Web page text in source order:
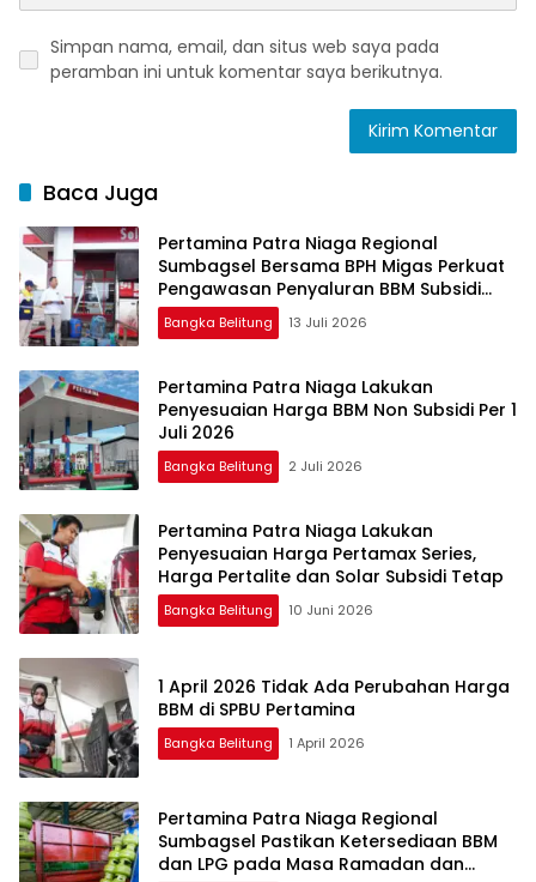
Simpan nama, email, dan situs web saya pada
peramban ini untuk komentar saya berikutnya.
Baca Juga
Pertamina Patra Niaga Regional
Sumbagsel Bersama BPH Migas Perkuat
Pengawasan Penyaluran BBM Subsidi
bagi Nelayan melalui Aplikasi XSTAR
Bangka Belitung 13 Juli 2026
Pertamina Patra Niaga Lakukan
Penyesuaian Harga BBM Non Subsidi Per 1
Juli 2026
Bangka Belitung 2 Juli 2026
Pertamina Patra Niaga Lakukan
Penyesuaian Harga Pertamax Series,
Harga Pertalite dan Solar Subsidi Tetap
Bangka Belitung 10 Juni 2026
1 April 2026 Tidak Ada Perubahan Harga
BBM di SPBU Pertamina
Bangka Belitung 1 April 2026
Pertamina Patra Niaga Regional
Sumbagsel Pastikan Ketersediaan BBM
dan LPG pada Masa Ramadan dan